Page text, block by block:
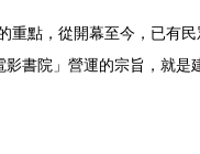
重點，從開幕至今，已有民
影書院」營運的宗旨，就是